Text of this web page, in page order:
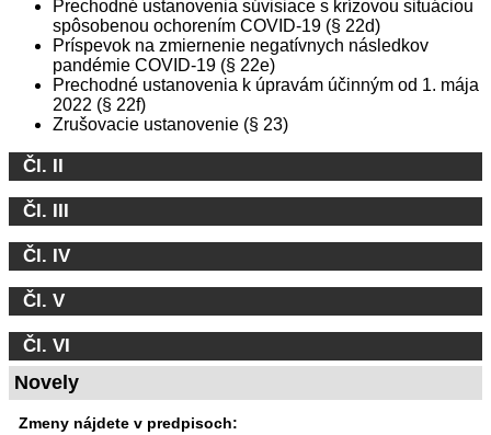
Prechodné ustanovenia súvisiace s krízovou situáciou
spôsobenou ochorením COVID-19 (§ 22d)
Príspevok na zmiernenie negatívnych následkov
pandémie COVID-19 (§ 22e)
Prechodné ustanovenia k úpravám účinným od 1. mája
2022 (§ 22f)
Zrušovacie ustanovenie (§ 23)
Čl. II
Čl. III
Čl. IV
Čl. V
Čl. VI
Novely
Zmeny nájdete v predpisoch: